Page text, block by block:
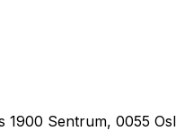
1900 Sentrum, 0055